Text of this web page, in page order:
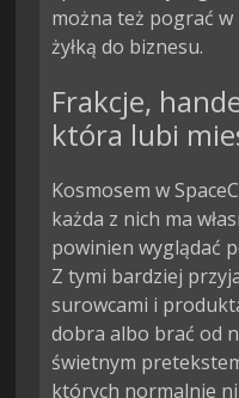
można też pograć
żyłką do biznesu.
Frakcje,
która lubi
Kosmosem w
każda z nich ma
powinien wyglądać
Z tymi bardziej
surowcami i
dobra albo brać od
świetnym
których normalnie